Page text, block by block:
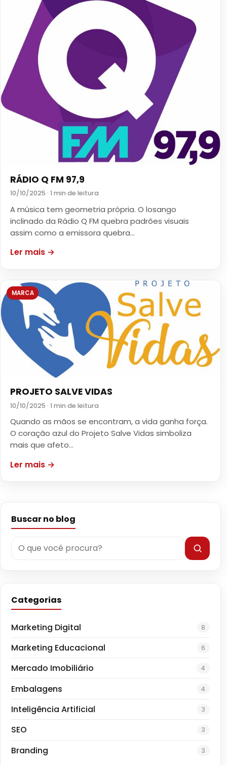
RÁDIO Q FM 97,9
10/10/2025 · 1 min de leitura
A música tem geometria própria. O losango
inclinado da Rádio Q FM quebra padrões visuais
assim como a emissora quebra…
Ler mais →
MARCA
PROJETO SALVE VIDAS
10/10/2025 · 1 min de leitura
Quando as mãos se encontram, a vida ganha força.
O coração azul do Projeto Salve Vidas simboliza
mais que afeto…
Ler mais →
Buscar no blog
Categorias
Marketing Digital 8
Marketing Educacional 6
Mercado Imobiliário 4
Embalagens 4
Inteligência Artificial 3
SEO 3
Branding 3